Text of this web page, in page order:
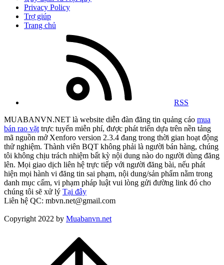
Privacy Policy
Trợ giúp
Trang chủ
RSS
MUABANVN.NET là website diễn đàn đăng tin quảng cáo mua
bán rao vặt trực tuyến miễn phí, được phát triển dựa trên nền tảng
mã nguồn mở Xenforo version 2.3.4 đang trong thời gian hoạt động
thử nghiệm. Thành viên BQT không phải là người bán hàng, chúng
tôi không chịu trách nhiệm bất kỳ nội dung nào do người dùng đăng
lên. Mọi giao dịch liên hệ trực tiếp với người đăng bài, nếu phát
hiện mọi hành vi đăng tin sai phạm, nội dung/sản phẩm nằm trong
danh mục cấm, vi phạm pháp luật vui lòng gửi đường link đó cho
chúng tôi sẽ xử lý Tại đây
Liên hệ QC: mbvn.net@gmail.com
Copyright 2022 by Muabanvn.net